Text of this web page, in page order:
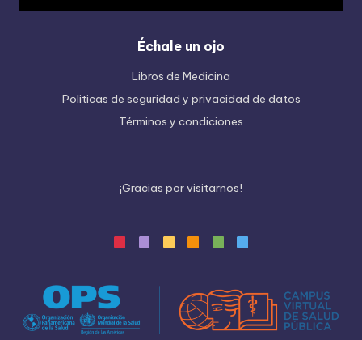
Échale un ojo
Libros de Medicina
Politicas de seguridad y privacidad de datos
Términos y condiciones
¡Gracias porvisitarnos!